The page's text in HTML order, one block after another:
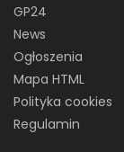
GP24
News
Ogłoszenia
Mapa HTML
Polityka cookies
Regulamin